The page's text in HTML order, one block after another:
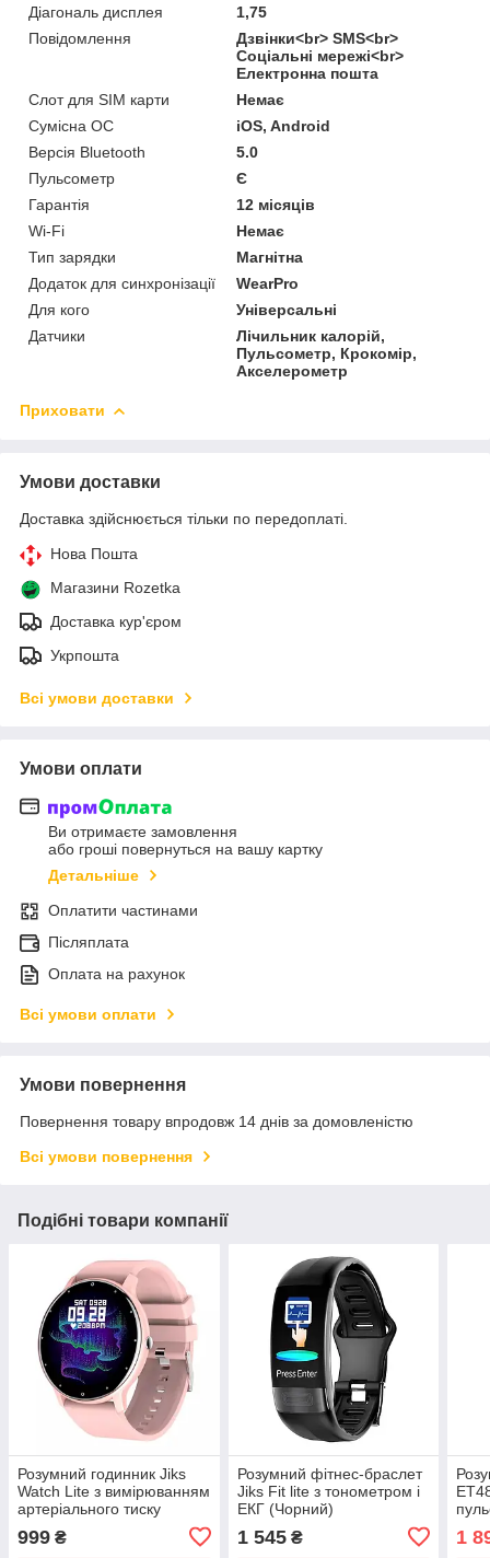
Діагональ дисплея
1,75
Повідомлення
Дзвінки<br> SMS<br>
Соціальні мережі<br>
Електронна пошта
Слот для SIM карти
Немає
Сумісна ОС
iOS, Android
Версія Bluetooth
5.0
Пульсометр
Є
Гарантія
12 місяців
Wi-Fi
Немає
Тип зарядки
Магнітна
Додаток для синхронізації
WearPro
Для кого
Універсальні
Датчики
Лічильник калорій,
Пульсометр, Крокомір,
Акселерометр
Приховати
Умови доставки
Доставка здійснюється тільки по передоплаті.
Нова Пошта
Магазини Rozetka
Доставка кур'єром
Укрпошта
Всі умови доставки
Умови оплати
Ви отримаєте замовлення
або гроші повернуться на вашу картку
Детальніше
Оплатити частинами
Післяплата
Оплата на рахунок
Всі умови оплати
Умови повернення
Повернення товару впродовж 14 днів за домовленістю
Всі умови повернення
Подібні товари компанії
Розумний годинник Jiks
Watch Lite з вимірюванням
артеріального тиску
999 ₴
Розумний фітнес-браслет
Jiks Fit lite з тонометром і
ЕКГ (Чорний)
1 545₴ 1